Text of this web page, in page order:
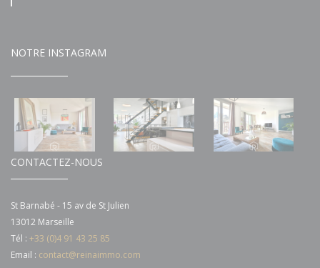
NOTRE INSTAGRAM
CONTACTEZ-NOUS
St Barnabé - 15 av de St Julien
13012 Marseille
Tél : +33 (0)4 91 43 25 85
Email : contact@reinaimmo.com